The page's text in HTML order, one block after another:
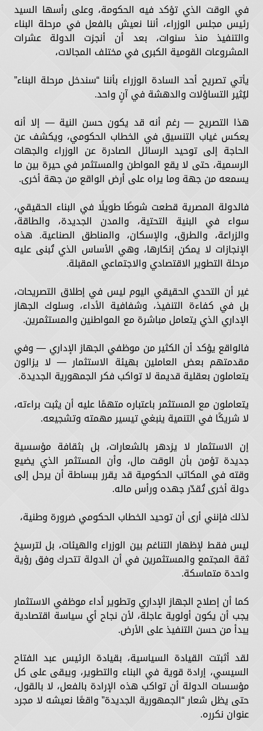
في الوقت الذي تؤكد فيه الحكومة، وعلى رأسها السيد
رئيس مجلس الوزراء، أننا نعيش بالفعل في مرحلة البناء
والتنفيذ منذ سنوات، بعد أن أنجزت الدولة عشرات
المشروعات القومية الكبرى في مختلف المجالات،
يأتي تصريح أحد السادة الوزراء بأننا “سندخل مرحلة البناء”
ليُثير التساؤلات والدهشة في آنٍ واحد.
هذا التصريح — رغم أنه قد يكون حسن النية — إلا أنه
يعكس غياب التنسيق في الخطاب الحكومي، ويكشف عن
الحاجة إلى توحيد الرسائل الصادرة عن الوزراء والجهات
الرسمية، حتى لا يقع المواطن والمستثمر في حيرة بين ما
يسمعه من جهة وما يراه على أرض الواقع من جهة أخرى.
فالدولة المصرية قطعت شوطًا طويلًا في البناء الحقيقي،
سواء في البنية التحتية، والمدن الجديدة، والطاقة،
والزراعة، والطرق، والإسكان، والمناطق الصناعية. هذه
الإنجازات لا يمكن إنكارها، وهي الأساس الذي تُبنى عليه
مرحلة التطوير الاقتصادي والاجتماعي المقبلة.
غير أن التحدي الحقيقي اليوم ليس في إطلاق التصريحات،
بل في كفاءة التنفيذ، وشفافية الأداء، وسلوك الجهاز
الإداري الذي يتعامل مباشرة مع المواطنين والمستثمرين.
فالواقع يؤكد أن الكثير من موظفي الجهاز الإداري — وفي
مقدمتهم بعض العاملين بهيئة الاستثمار — لا يزالون
يتعاملون بعقلية قديمة لا تواكب فكر الجمهورية الجديدة.
يتعاملون مع المستثمر باعتباره متهمًا عليه أن يثبت براءته،
لا شريكًا في التنمية ينبغي تيسير مهمته وتشجيعه.
إن الاستثمار لا يزدهر بالشعارات، بل بثقافة مؤسسية
جديدة تؤمن بأن الوقت مال، وأن المستثمر الذي يضيع
وقته في المكاتب الحكومية قد يقرر ببساطة أن يرحل إلى
دولة أخرى تُقدّر جهده ورأس ماله.
لذلك فإنني أرى أن توحيد الخطاب الحكومي ضرورة وطنية،
ليس فقط لإظهار التناغم بين الوزراء والهيئات، بل لترسيخ
ثقة المجتمع والمستثمرين في أن الدولة تتحرك وفق رؤية
واحدة متماسكة.
كما أن إصلاح الجهاز الإداري وتطوير أداء موظفي الاستثمار
يجب أن يكون أولوية عاجلة، لأن نجاح أي سياسة اقتصادية
يبدأ من حسن التنفيذ على الأرض.
لقد أثبتت القيادة السياسية، بقيادة الرئيس عبد الفتاح
السيسي، إرادة قوية في البناء والتطوير، ويبقى على كل
مؤسسات الدولة أن تواكب هذه الإرادة بالفعل، لا بالقول،
حتى يظل شعار “الجمهورية الجديدة” واقعًا نعيشه لا مجرد
عنوان نكرره.